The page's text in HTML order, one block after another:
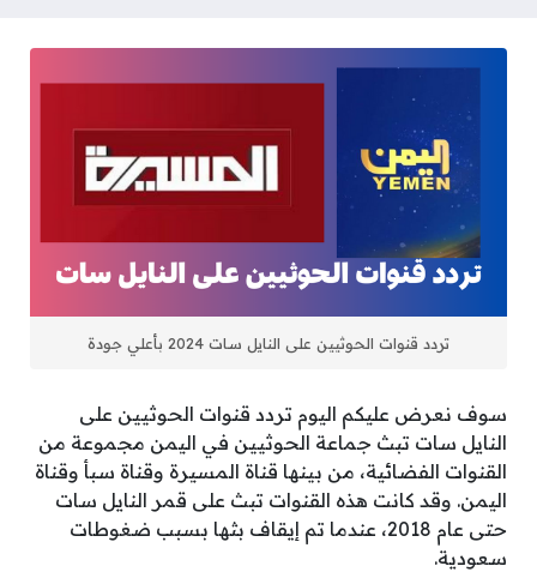
تردد قنوات الحوثيين على النايل سات 2024 بأعلي جودة
سوف نعرض عليكم اليوم تردد قنوات الحوثيين على
النايل سات تبث جماعة الحوثيين في اليمن مجموعة من
القنوات الفضائية، من بينها قناة المسيرة وقناة سبأ وقناة
اليمن. وقد كانت هذه القنوات تبث على قمر النايل سات
حتى عام 2018، عندما تم إيقاف بثها بسبب ضغوطات
سعودية.